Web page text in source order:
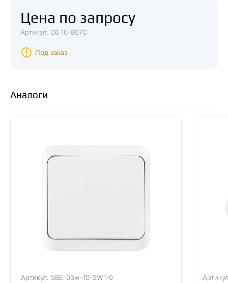
Цена по запросу
Артикул: С6 10-807С
Под заказ
Аналоги
Артикул: SBE-03w-10-SW1-0